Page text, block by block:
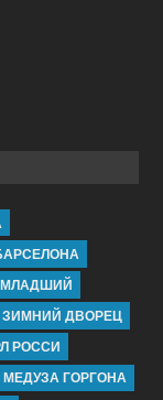
МЛАДШИЙ
ЗИМНИЙ ДВОРЕЦ
РОССИ
МЕДУЗА ГОРГОНА